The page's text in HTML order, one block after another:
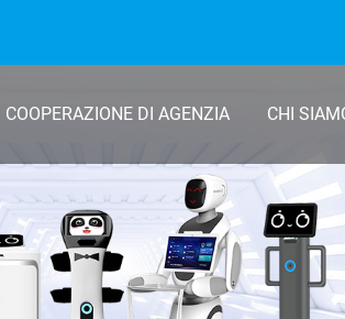
COOPERAZIONE DI AGENZIA CHI